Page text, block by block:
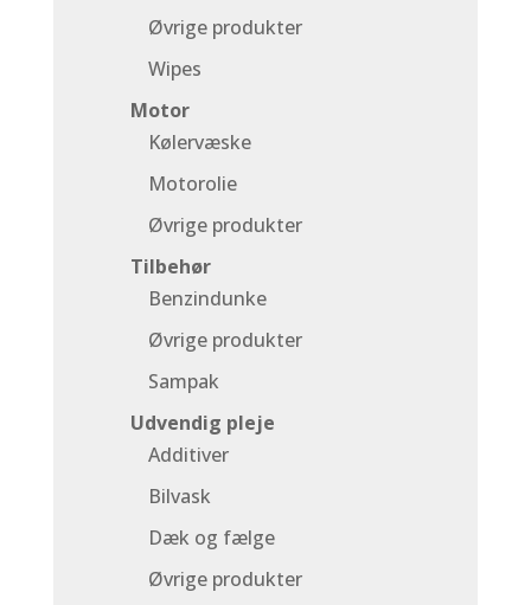
Øvrige produkter
Wipes
Motor
Kølervæske
Motorolie
Øvrige produkter
Tilbehør
Benzindunke
Øvrige produkter
Sampak
Udvendig pleje
Additiver
Bilvask
Dæk og fælge
Øvrige produkter